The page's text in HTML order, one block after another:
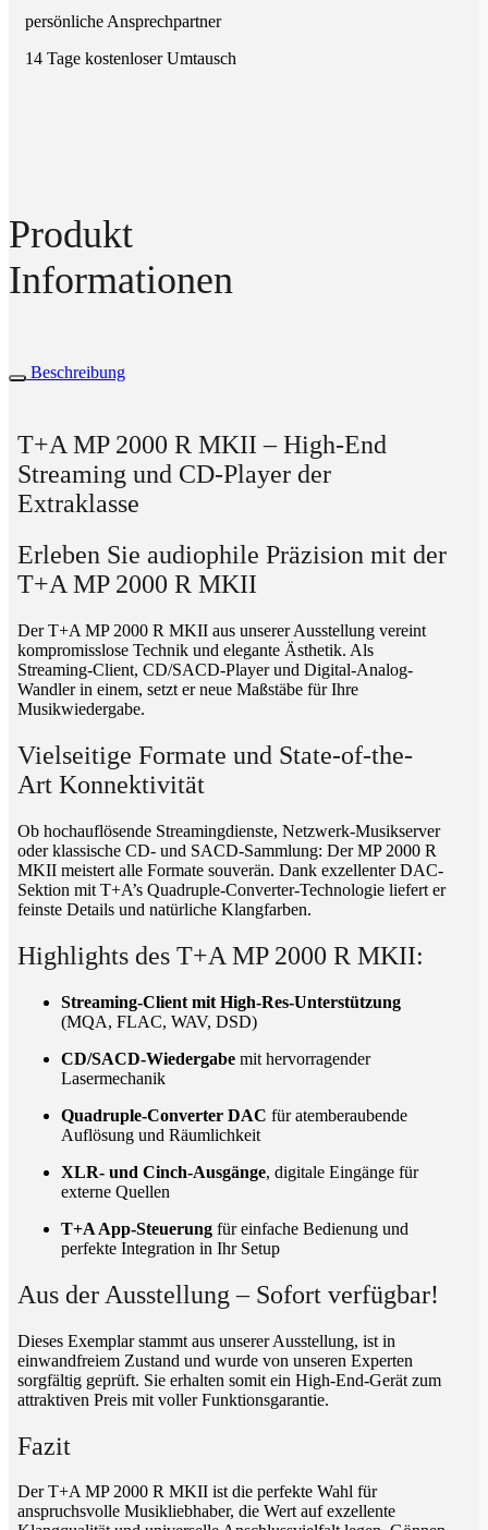
persönliche Ansprechpartner
14 Tage kostenloser Umtausch
Produkt
Informationen
Beschreibung
T+A MP 2000 R MKII – High-End
Streaming und CD-Player der
Extraklasse
Erleben Sie audiophile Präzision mit der
T+A MP 2000 R MKII
Der T+A MP 2000 R MKII aus unserer Ausstellung vereint
kompromisslose Technik und elegante Ästhetik. Als
Streaming-Client, CD/SACD-Player und Digital-Analog-
Wandler in einem, setzt er neue Maßstäbe für Ihre
Musikwiedergabe.
Vielseitige Formate und State-of-the-
Art Konnektivität
Ob hochauflösende Streamingdienste, Netzwerk-Musikserver
oder klassische CD- und SACD-Sammlung: Der MP 2000 R
MKII meistert alle Formate souverän. Dank exzellenter DAC-
Sektion mit T+A’s Quadruple-Converter-Technologie liefert er
feinste Details und natürliche Klangfarben.
Highlights des T+A MP 2000 R MKII:
Streaming-Client mit High-Res-Unterstützung
(MQA, FLAC, WAV, DSD)
CD/SACD-Wiedergabe mit hervorragender
Lasermechanik
Quadruple-Converter DAC für atemberaubende
Auflösung und Räumlichkeit
XLR- und Cinch-Ausgänge, digitale Eingänge für
externe Quellen
T+A App-Steuerung für einfache Bedienung und
perfekte Integration in Ihr Setup
Aus der Ausstellung – Sofort verfügbar!
Dieses Exemplar stammt aus unserer Ausstellung, ist in
einwandfreiem Zustand und wurde von unseren Experten
sorgfältig geprüft. Sie erhalten somit ein High-End-Gerät zum
attraktiven Preis mit voller Funktionsgarantie.
Fazit
Der T+A MP 2000 R MKII ist die perfekte Wahl für
anspruchsvolle Musikliebhaber, die Wert auf exzellente